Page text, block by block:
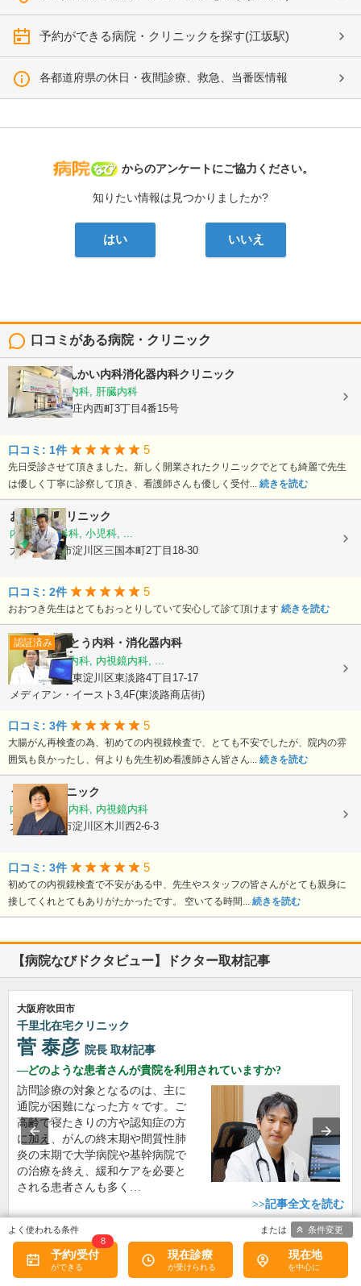
予約ができる病院・クリニックを探す(江坂駅)
各都道府県の休日・夜間診療、救急、当番医情報
病院なび
からのアンケートにご協力ください。
知りたい情報は見つかりましたか?
はい いいえ
口コミがある病院・クリニック
庄内駅前しんかい内科消化器内科クリニック
内科, 消化器内科, 肝臓内科
大阪府豊中市庄内西町3丁目4番15号
口コミ: 1件 5
先日受診させて頂きました。新しく開業されたクリニックでとても綺麗で先生
は優しく丁寧に診察して頂き、看護師さんも優しく受付... 続きを読む
おおつきクリニック
内科, 消化器科, 小児科, ...
大阪府大阪市淀川区三国本町2丁目18-30
口コミ: 2件 5
おおつき先生はとてもおっとりしていて安心して診て頂けます 続きを読む
認証済み ごとう内科・消化器内科
内科, 消化器内科, 内視鏡内科, ...
大阪府大阪市東淀川区東淡路4丁目17-17
メディアン・イースト3,4F(東淡路商店街)
口コミ: 3件 5
大腸がん再検査の為、初めての内視鏡検査で、とても不安でしたが、院内の雰
囲気も良かったし、何よりも先生初め看護師さん皆さん... 続きを読む
うえだクリニック
内科, 消化器内科, 内視鏡内科
大阪府大阪市淀川区木川西2-6-3
口コミ: 3件 5
初めての内視鏡検査で不安がある中、先生やスタッフの皆さんがとても親身に
接してくれとてもありがたかったです。 空いてる時間... 続きを読む
【病院なびドクタビュー】ドクター取材記事
大阪府吹田市
千里北在宅クリニック
菅 泰彦 院長 取材記事
どのような患者さんが貴院を利用されていますか?
訪問診療の対象となるのは、主に
通院が困難になった方々です。ご
高齢で寝たきりの方や認知症の方
に加え、がんの終末期や間質性肺
炎の末期で大学病院や基幹病院で
の治療を終え、緩和ケアを必要と
される患者さんも多く…
>>記事全文を読む
予約/受付
8
現在診療 現在地
条件変更